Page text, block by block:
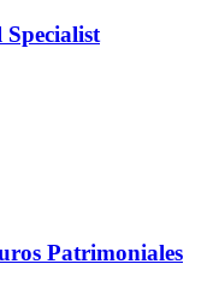
Patrimoniales